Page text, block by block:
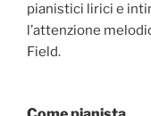
pianistici lirici e
l’attenzione
Field.